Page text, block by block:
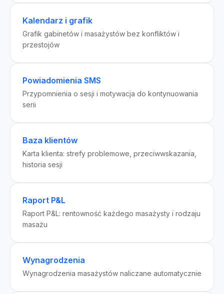
Kalendarz i grafik
Grafik gabinetów i masażystów bez konfliktów i
przestojów
Powiadomienia SMS
Przypomnienia o sesji i motywacja do kontynuowania
serii
Baza klientów
Karta klienta: strefy problemowe, przeciwwskazania,
historia sesji
Raport P&L
Raport P&L: rentowność każdego masażysty i rodzaju
masażu
Wynagrodzenia
Wynagrodzenia masażystów naliczane automatycznie